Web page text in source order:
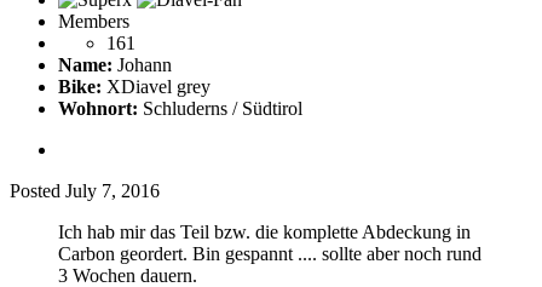
Members
161
Name: Johann
Bike: XDiavel grey
Wohnort: Schluderns / Südtirol
Posted July 7, 2016
Ich hab mir das Teil bzw. die komplette Abdeckung in
Carbon geordert. Bin gespannt .... sollte aber noch rund
3 Wochen dauern.